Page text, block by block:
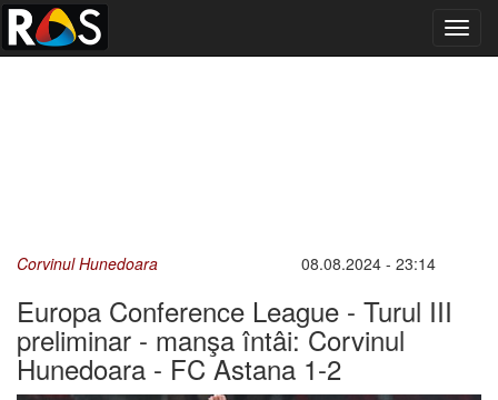
Corvinul Hunedoara 08.08.2024 - 23:14
Europa Conference League - Turul III
preliminar - manşa întâi: Corvinul
Hunedoara - FC Astana 1-2